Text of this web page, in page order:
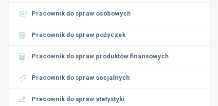
Pracownik do spraw osobowych
Pracownik do spraw pożyczek
Pracownik do spraw produktów finansowych
Pracownik do spraw socjalnych
Pracownik do spraw statystyki